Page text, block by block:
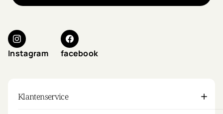
Instagram facebook
Klantenservice